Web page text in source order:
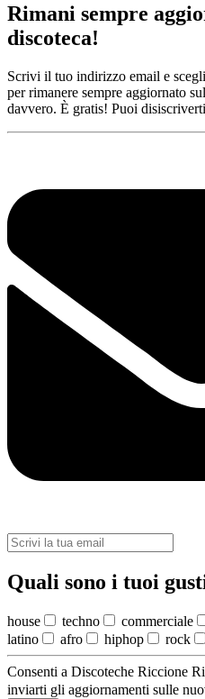
Rimani sempre
discoteca!
Scrivi il tuo indirizzo email e
per rimanere sempre aggiornato
davvero. È gratis! Puoi
Quali sono i tuoi
house techno commerciale
latino
afro hiphop rock
Consenti a Discoteche Riccione
inviarti gli aggiornamenti sulle